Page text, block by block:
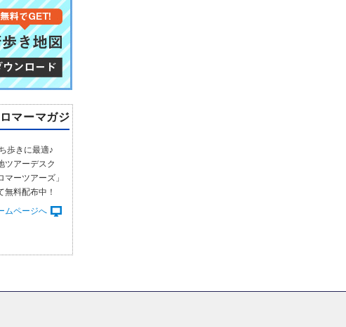
マーマガジ
歩きに最適♪
ツアーデスク
マーツアーズ」
無料配布中！
ムページへ